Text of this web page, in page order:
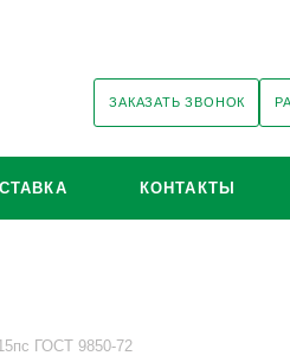
ЗАКАЗАТЬ ЗВОНОК
КОНТАКТЫ
ГОСТ 9850-72